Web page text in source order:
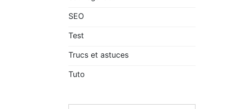
SEO
Test
Trucs et astuces
Tuto